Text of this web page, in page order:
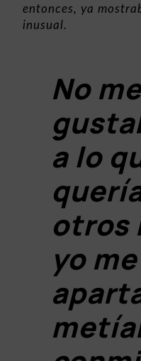
entonces, ya
inusual.
No
a lo
otros
yo me